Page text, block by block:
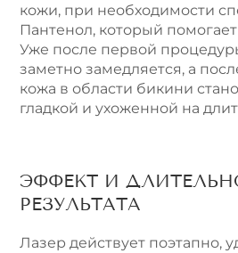
кожи, при необходимости
Пантенол, который
Уже после первой
заметно замедляется, а
кожа в области бикини
гладкой и ухоженной на
ЭФФЕКТ И
РЕЗУЛЬТАТА
Лазер действует поэтапно,